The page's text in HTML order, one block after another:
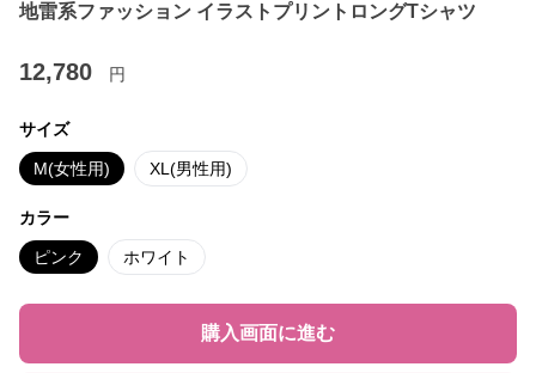
地雷系ファッション イラストプリントロングTシャツ
12,780 円
サイズ
M(女性用) XL(男性用)
カラー
ピンク ホワイト
購入画面に進む